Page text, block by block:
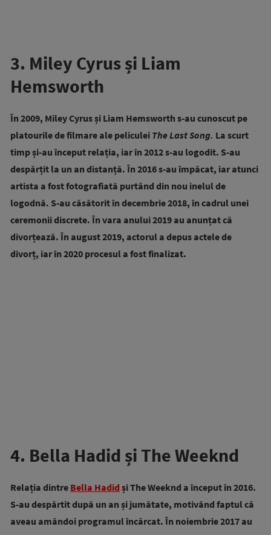
3. Miley Cyrus și Liam
Hemsworth
În 2009, Miley Cyrus și Liam Hemsworth s-au cunoscut pe
platourile de filmare ale peliculei The Last Song. La scurt
timp și-au început relația, iar în 2012 s-au logodit. S-au
despărțit la un an distanță. În 2016 s-au împăcat, iar atunci
artista a fost fotografiată purtând din nou inelul de
logodnă. S-au căsătorit în decembrie 2018, în cadrul unei
ceremonii discrete. În vara anului 2019 au anunțat că
divorțează. În august 2019, actorul a depus actele de
divorț, iar în 2020 procesul a fost finalizat.
4. Bella Hadid și The Weeknd
Relația dintre Bella Hadid și The Weeknd a început în 2016.
S-au despărtit după un an și jumătate, motivând faptul că
aveau amândoi programul încărcat. În noiembrie 2017 au